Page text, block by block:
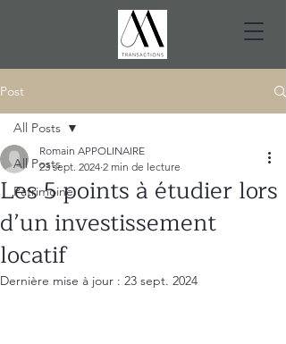
Post
All Posts
Patrimoine
All Posts
Les 5 points à étudier lors
d’un investissement
locatif
Romain APPOLINAIRE
23 sept. 2024 2 min de lecture
Dernière mise à jour : 23 sept. 2024